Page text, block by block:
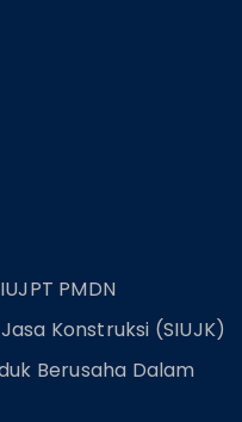
PMDN
Konstruksi (SIUJK)
Berusaha Dalam